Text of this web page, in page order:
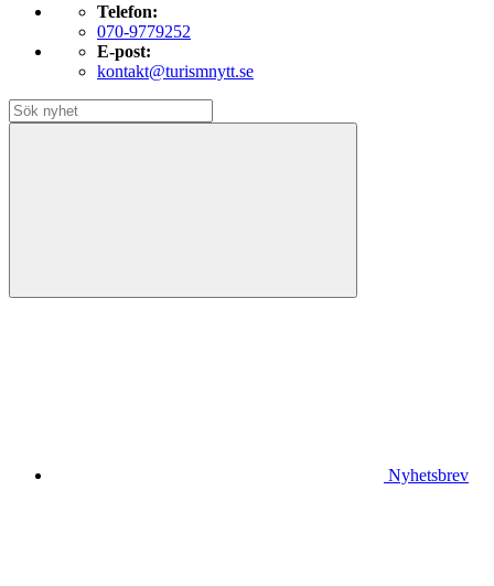
Telefon:
070-9779252
E-post:
kontakt@turismnytt.se
Nyhetsbrev